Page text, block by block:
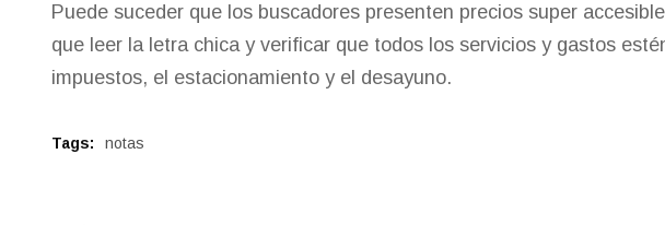
Puede suceder que los buscadores presenten precios super
que leer la letra chica y verificar que todos los servicios y gastos
impuestos, el estacionamiento y el desayuno.
Tags: notas